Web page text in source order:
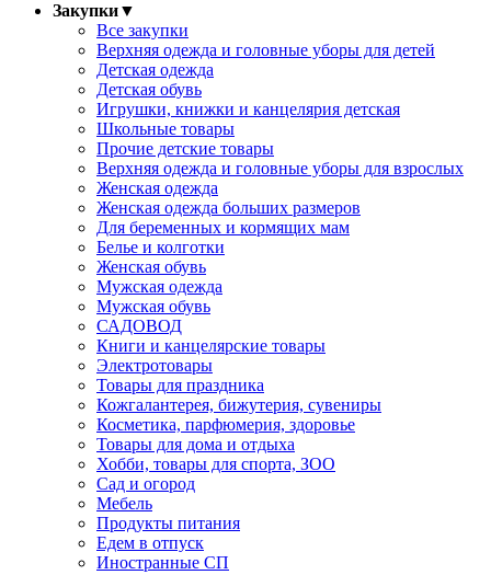
Закупки▼
Все закупки
Верхняя одежда и головные уборы для детей
Детская одежда
Детская обувь
Игрушки, книжки и канцелярия детская
Школьные товары
Прочие детские товары
Верхняя одежда и головные уборы для взрослых
Женская одежда
Женская одежда больших размеров
Для беременных и кормящих мам
Белье и колготки
Женская обувь
Мужская одежда
Мужская обувь
САДОВОД
Книги и канцелярские товары
Электротовары
Товары для праздника
Кожгалантерея, бижутерия, сувениры
Косметика, парфюмерия, здоровье
Товары для дома и отдыха
Хобби, товары для спорта, ЗОО
Сад и огород
Мебель
Продукты питания
Едем в отпуск
Иностранные СП